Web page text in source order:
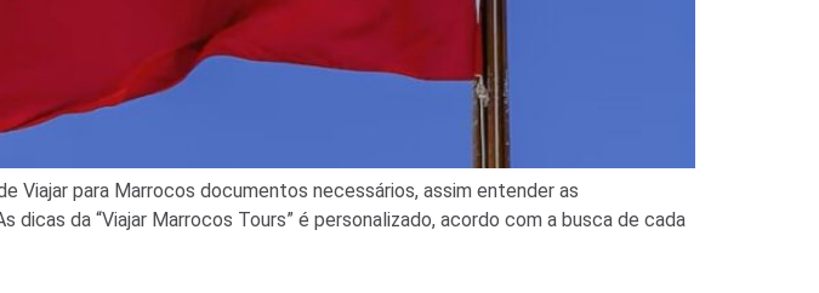
Viajar para Marrocos documentos necessários, assim entender as
da “Viajar Marrocos Tours” é personalizado, acordo com a busca de cada